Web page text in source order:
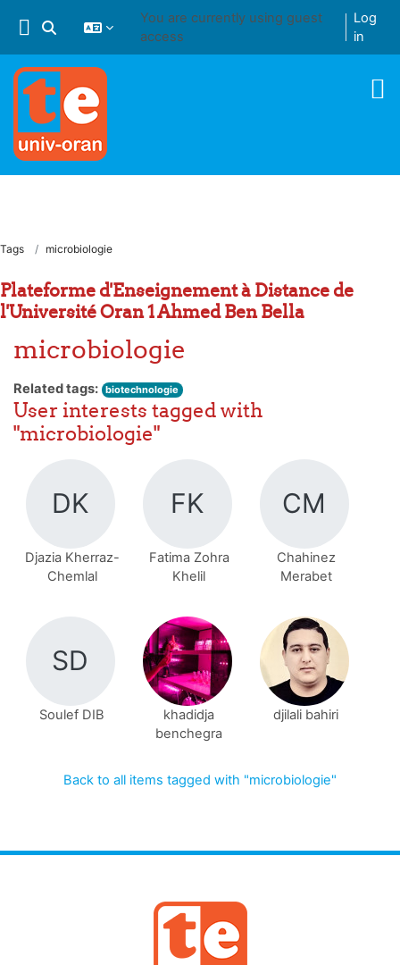
Toggle search input
You are currently using guest
access
Log
in
Tags microbiologie
Plateforme d'Enseignement à Distance de
l'Université Oran 1 Ahmed Ben Bella
microbiologie
Related tags: biotechnologie
User interests tagged with
"microbiologie"
DK
Djazia Kherraz-
Chemlal
FK
Fatima Zohra
Khelil
CM
Chahinez
Merabet
SD
Soulef DIB
khadidja
benchegra
djilali bahiri
Back to all items tagged with "microbiologie"